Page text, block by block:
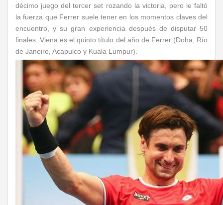
décimo juego del tercer set rozando la victoria, pero le faltó
la fuerza que Ferrer suele tener en los momentos claves del
encuentro, y su gran experiencia después de disputar 50
finales. Viena es el quinto título del año de Ferrer (Doha, Río
de Janeiro, Acapulco y Kuala Lumpur).